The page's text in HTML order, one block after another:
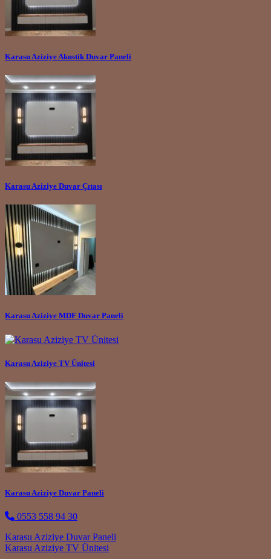
Karasu Aziziye Akustik Duvar Paneli
Karasu Aziziye Duvar Çıtası
Karasu Aziziye MDF Duvar Paneli
Karasu Aziziye TV Ünitesi
Karasu Aziziye Duvar Paneli
0553 558 94 30
Post navigation
Karasu Aziziye Duvar Paneli
Karasu Aziziye TV Ünitesi